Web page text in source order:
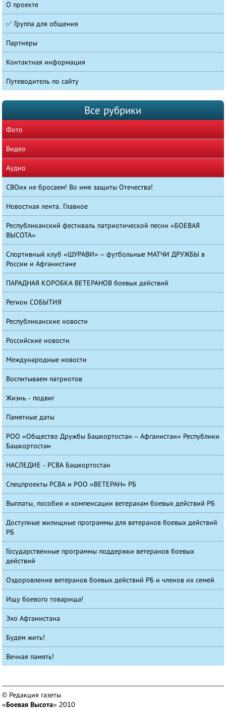
О проекте
✅ Группа для общения
Партнеры
Контактная информация
Путеводитель по сайту
Все рубрики
Фото
Видео
Аудио
СВОих не бросаем! Во имя защиты Отечества!
Новостная лента. Главное
Республиканский фестиваль патриотической песни «БОЕВАЯ
ВЫСОТА»
Спортивный клуб «ШУРАВИ» – футбольные МАТЧИ ДРУЖБЫ в
России и Афганистане
ПАРАДНАЯ КОРОБКА ВЕТЕРАНОВ боевых действий
Регион СОБЫТИЯ
Республиканские новости
Российские новости
Международные новости
Воспитываем патриотов
Жизнь - подвиг
Памятные даты
РОО «Общество Дружбы Башкортостан – Афганистан» Республики
Башкортостан
НАСЛЕДИЕ - РСВА Башкортостан
Спецпроекты РСВА и РОО «ВЕТЕРАН» РБ
Выплаты, пособия и компенсации ветеранам боевых действий РБ
Доступные жилищные программы для ветеранов боевых действий
РБ
Государственные программы поддержки ветеранов боевых
действий
Оздоровление ветеранов боевых действий РБ и членов их семей
Ищу боевого товарища!
Эхо Афганистана
Будем жить!
Вечная память!
© Редакция газеты
«Боевая Высота» 2010